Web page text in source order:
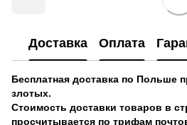
Доставка Оплата
Бесплатная доставка по Польше
злотых.
Стоимость доставки товаров в
просчитывается по трифам